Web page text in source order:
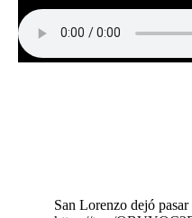
San Lorenzo dejó